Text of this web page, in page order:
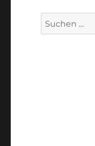
Suchen
nach: